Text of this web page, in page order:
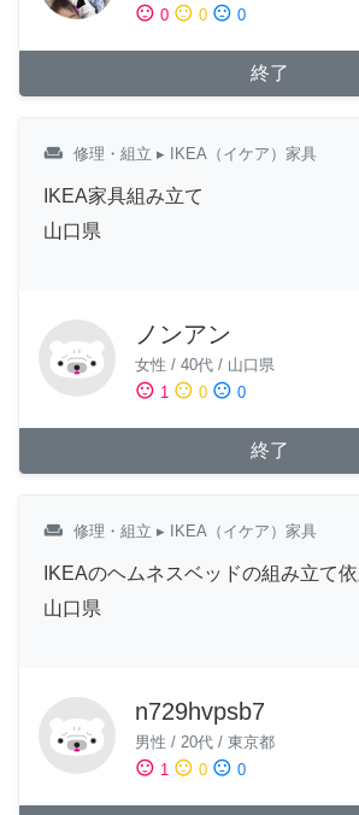
sentiment_satisfied 0 sentiment_neutral 0 sentiment_dissatisfied 0
終了
weekend 修理・組立 ▸ IKEA（イケア）家具
IKEA家具組み立て
山口県
ノンアン
女性 / 40代 / 山口県
sentiment_satisfied 1 sentiment_neutral 0 sentiment_dissatisfied 0
終了
weekend 修理・組立 ▸ IKEA（イケア）家具
IKEAのヘムネスベッドの組み立て
山口県
n729hvpsb7
男性 / 20代 / 東京都
sentiment_satisfied 1 sentiment_neutral 0 sentiment_dissatisfied 0